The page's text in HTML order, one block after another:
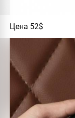
Цена 52$